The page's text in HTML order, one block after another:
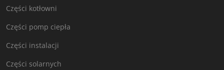
Części kotłowni
Części pomp ciepła
Części instalacji
Części solarnych